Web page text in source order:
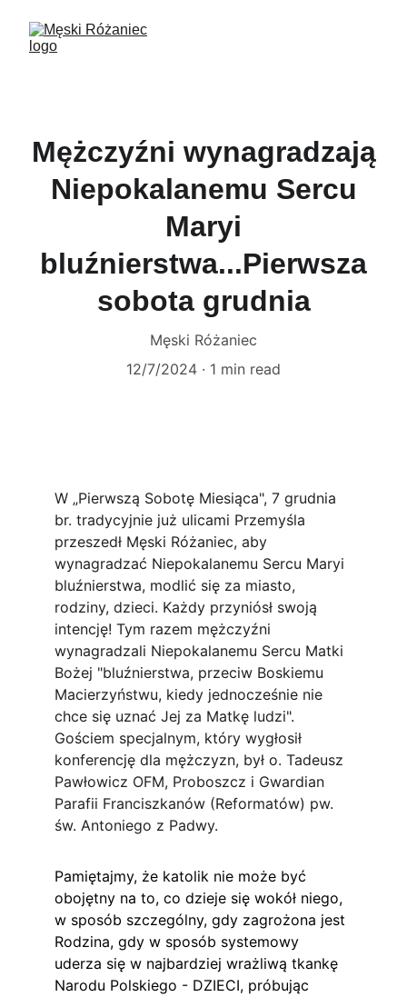
Mężczyźni wynagradzają
Niepokalanemu Sercu
Maryi
bluźnierstwa...Pierwsza
sobota grudnia
Męski Różaniec
12/7/2024
1 min read
W „Pierwszą Sobotę Miesiąca", 7 grudnia
br. tradycyjnie już ulicami Przemyśla
przeszedł Męski Różaniec, aby
wynagradzać Niepokalanemu Sercu Maryi
bluźnierstwa, modlić się za miasto,
rodziny, dzieci. Każdy przyniósł swoją
intencję! Tym razem mężczyźni
wynagradzali Niepokalanemu Sercu Matki
Bożej "bluźnierstwa, przeciw Boskiemu
Macierzyństwu, kiedy jednocześnie nie
chce się uznać Jej za Matkę ludzi".
Gościem specjalnym, który wygłosił
konferencję dla mężczyzn, był o. Tadeusz
Pawłowicz OFM, Proboszcz i Gwardian
Parafii Franciszkanów (Reformatów) pw.
św. Antoniego z Padwy.
Pamiętajmy, że katolik nie może być
obojętny na to, co dzieje się wokół niego,
w sposób szczególny, gdy zagrożona jest
Rodzina, gdy w sposób systemowy
uderza się w najbardziej wrażliwą tkankę
Narodu Polskiego - DZIECI, próbując